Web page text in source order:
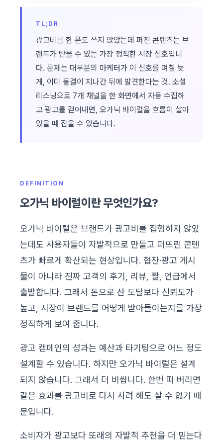
TL;DR
광고비를 한 푼도 쓰지 않았는데 퍼진 콘텐츠는 브
랜드가 받을 수 있는 가장 정직한 시장 신호입니
다. 문제는 대부분의 마케터가 이 신호를 며칠 늦
게, 이미 물결이 지나간 뒤에 발견한다는 것. 소셜
리스닝으로 7개 채널을 한 화면에서 자동 수집하
고 광고를 걷어내면, 오가닉 바이럴을 흐름이 살아
있을 때 잡을 수 있습니다.
DEFINITION
오가닉 바이럴이란 무엇인가요?
오가닉 바이럴은 브랜드가 광고비를 집행하지 않았
는데도 사용자들이 자발적으로 만들고 퍼뜨린 콘텐
츠가 빠르게 확산되는 현상입니다. 협찬·광고 게시
물이 아니라 진짜 고객의 후기, 리뷰, 짤, 언급에서
출발합니다. 그래서 돈으로 산 도달보다 신뢰도가
높고, 시장이 브랜드를 어떻게 받아들이는지를 가장
정직하게 보여 줍니다.
광고 캠페인의 성과는 예산과 타기팅으로 어느 정도
설계할 수 있습니다. 하지만 오가닉 바이럴은 설계
되지 않습니다. 그래서 더 비쌉니다. 한번 떠 버리면
같은 효과를 광고비로 다시 사려 해도 살 수 없기 때
문입니다.
소비자가 광고보다 또래의 자발적 추천을 더 믿는다